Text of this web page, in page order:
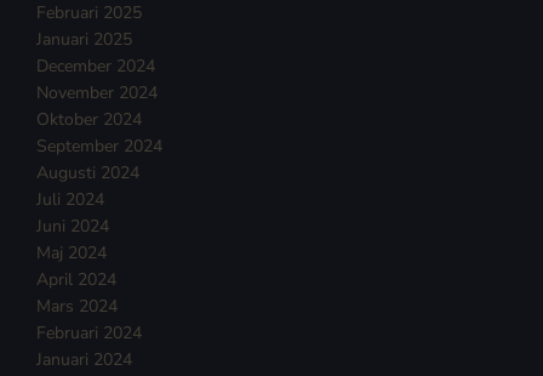
Februari 2025
Januari 2025
December 2024
November 2024
Oktober 2024
September 2024
Augusti 2024
Juli 2024
Juni 2024
Maj 2024
April 2024
Mars 2024
Februari 2024
Januari 2024